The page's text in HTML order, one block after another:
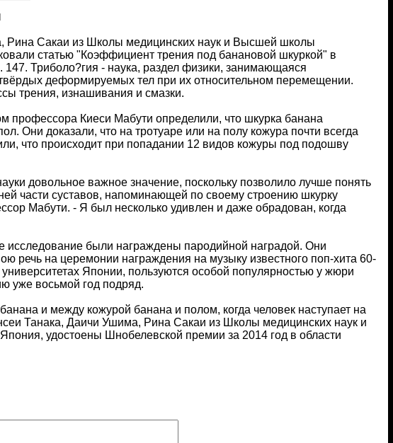
Рина Сакаи из Школы медицинских наук и Высшей школы
статью "Коэффициент трения под банановой шкуркой" в
Триболо?гия - наука, раздел физики, занимающаяся
деформируемых тел при их относительном перемещении.
трения, изнашивания и смазки.
профессора Киеси Мабути определили, что шкурка банана
Они доказали, что на тротуаре или на полу кожура почти всегда
что происходит при попадании 12 видов кожуры под подошву
довольное важное значение, поскольку позволило лучше понять
части суставов, напоминающей по своему строению шкурку
Мабути. - Я был несколько удивлен и даже обрадован, когда
исследование были награждены пародийной наградой. Они
речь на церемонии награждения на музыку известного поп-хита 60-
Японии, пользуются особой популярностью у жюри
уже восьмой год подряд.
и между кожурой банана и полом, когда человек наступает на
Танака, Даичи Ушима, Рина Сакаи из Школы медицинских наук и
удостоены Шнобелевской премии за 2014 год в области